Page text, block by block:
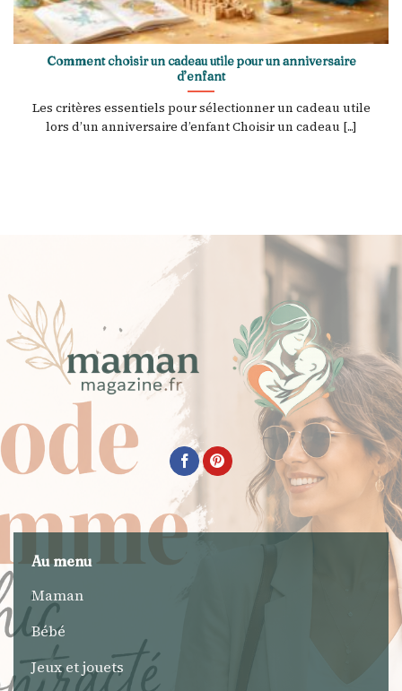
Comment choisir un cadeau utile pour un anniversaire
d’enfant
Les critères essentiels pour sélectionner un cadeau utile
lors d’un anniversaire d’enfant Choisir un cadeau [...]
Au menu
Maman
Bébé
Jeux et jouets